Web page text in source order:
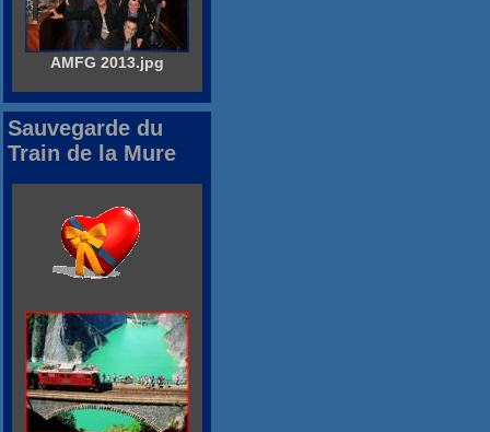
AMFG 2013.jpg
Sauvegarde du
Train de la Mure